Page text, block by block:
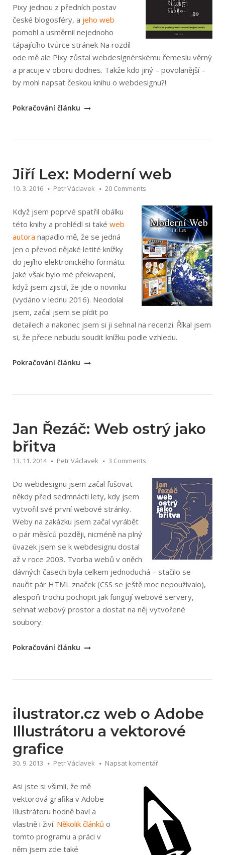
Pixy jednou z předních postav
české blogosféry, a jeho web
pomohl a usměrnil nejednoho
tápajícího tvůrce stránek Na rozdíl
ode mě ale Pixy zůstal webdesignérskému řemeslu věrný
a pracuje v oboru dodnes. Takže kdo jiný – povolanější –
by mohl napsat českou knihu o webdesignu?!
„Petr
všechno
Pokračování článku
Jiří Lex: Moderní web
10. 3. 2016 Petr Václavek 20 Comments
Když jsem poprvé spatřil obálku
této knihy a prohlédl si také web
autora napadlo mě, že se jedná
jen o převod nějaké letité knížky
do jejího elektronického formátu.
Jaké však bylo mé překvapení,
když jsem zjistil, že jde o novinku
(vydáno v lednu 2016). Neodolal
jsem, začal jsem se pídit po
detailech a nakonec jsem si ji sehnal na recenzi. Říkal jsem
si, že přece nebudu soudit knížku podle vzhledu.
„Jiří
Pokračování článku
Jan Řezáč: Web ostrý jako
břitva
13. 11. 2014 Petr Václavek 3 Comments
Do webdesignu jsem začal fušovat
někdy před sedmnácti lety, kdy jsem
vytvořil své první webové stránky.
Weby na zakázku jsem začal vyrábět
o pár měsíců později, nicméně na plný
úvazek jsem se k webdesignu dostal
až v roce 2003. Tvorba webů v oněch
dávných časech byla celkem jednoduchá – stačilo se
naučit pár HTML značek (CSS se ještě moc nepoužívalo),
alespoň trochu pochopit jak fungují webové servery,
sehnat webový prostor a dostat na něj vytvořené
soubory.
„Jan
břitva“
Pokračování článku
ilustrator.cz web o Adobe
Illustrátoru a vektorové
grafice
30. 9. 2013 Petr Václavek Napsat komentář
Asi jste si všimli, že mě
vektorová grafika v Adobe
Illustrátoru hodně baví a
vlastně i živí. Několik článků o
tomto programu a práci v
něm jsem zde také